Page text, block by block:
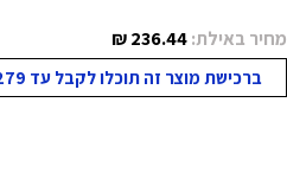
מחיר באילת:236.44 ₪
ברכישת מוצר זה תוכלו לקבל עד 279 נקודות מועדון!